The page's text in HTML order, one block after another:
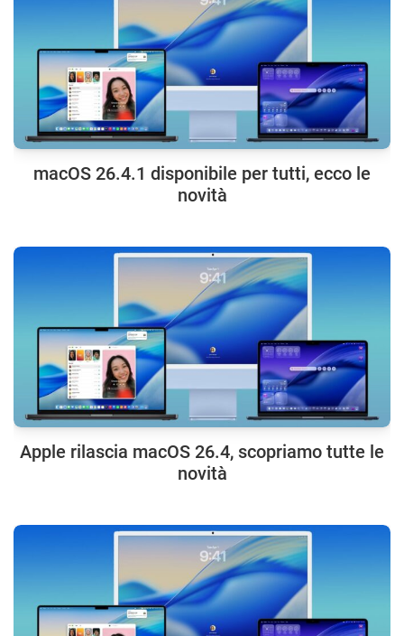
macOS 26.4.1 disponibile per tutti, ecco le
novità
Apple rilascia macOS 26.4, scopriamo tutte le
novità